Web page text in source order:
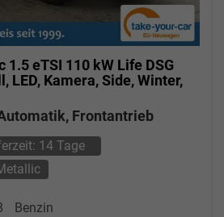
1.5 eTSI 110 kW Life DSG
LED, Kamera, Side, Winter,
Frontantrieb
14 Tage
Benzin